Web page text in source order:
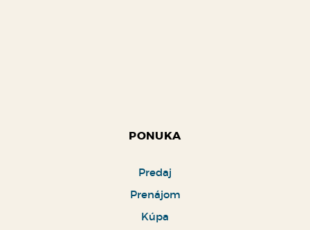
PONUKA
Predaj
Prenájom
Kúpa